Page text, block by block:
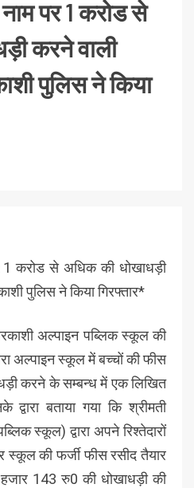
पर 1 करोड से
करने वाली
पुलिस ने किया
करोड से अधिक की धोखाधड़ी
पुलिस ने किया गिरफ्तार*
अल्पाइन पब्लिक स्कूल की
अल्पाइन स्कूल में बच्चों की फीस
करने के सम्बन्ध में एक लिखित
बताया गया कि श्रीमती
स्कूल) द्वारा अपने रिश्तेदारों
की फर्जी फीस रसीद तैयार
143 रु0 की धोखाधड़ी की